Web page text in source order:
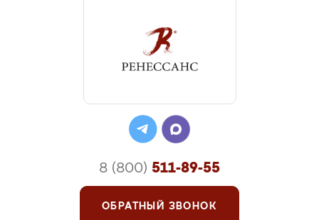
8 (800) 511-89-55
ОБРАТНЫЙ ЗВОНОК